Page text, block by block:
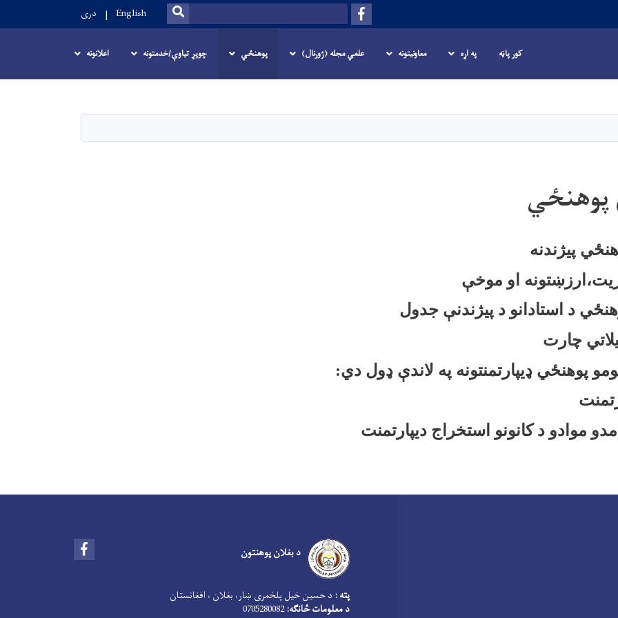
Facebook
SEARCH
English دری
کور پاڼه په اړه معاونیتونه علمي مجله (ژورنال) پوهنځي چوپړ تیاوې/خدمتونه اعلانونه
پوهنځي
پیژندنه
او موخې
د استادانو د پيژندنې جدول
چارت
پوهنځي ډیپارتمنتونه په لاندې ډول دي:
موادو د کانونو استخراج دیپارتمنت
د بغلان پوهنتون
پته : د حسین خیل پلخمری ښار، بغلان ، افغانستان
د معلومات څانګه:0705280082